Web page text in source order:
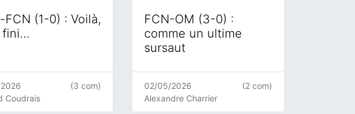
FCN (1-0) : Voilà,
fini…
Coudrais
(3 com)
FCN-OM (3-0) :
comme un ultime
sursaut
02/05/2026
Alexandre Charrier
(2 com)